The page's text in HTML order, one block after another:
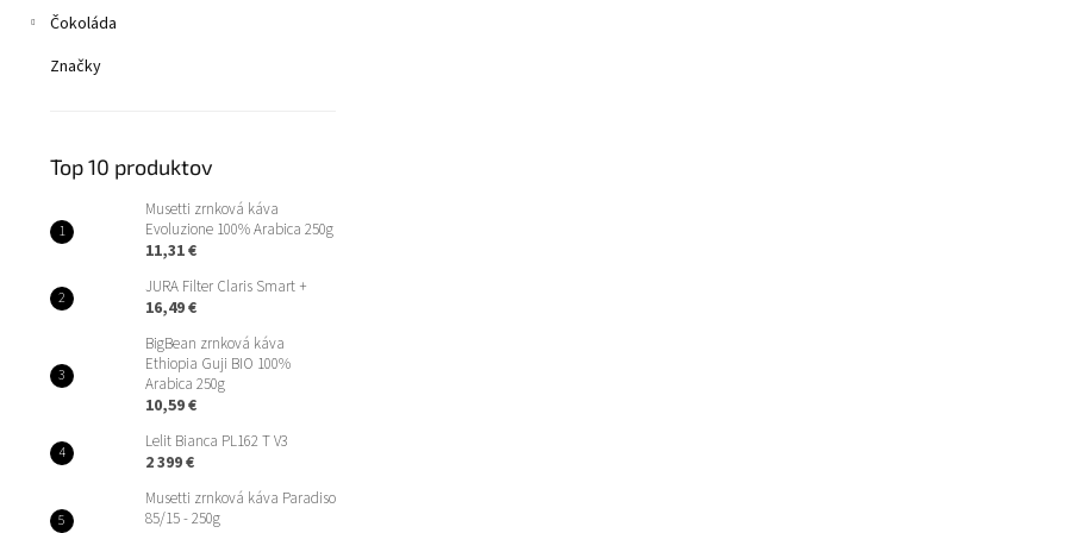
Čokoláda
Značky
Top 10 produktov
Musetti zrnková káva
Evoluzione 100% Arabica 250g
11,31 €
JURA Filter Claris Smart +
16,49 €
BigBean zrnková káva
Ethiopia Guji BIO 100%
Arabica 250g
10,59 €
Lelit Bianca PL162 T V3
2 399 €
Musetti zrnková káva Paradiso
85/15 - 250g